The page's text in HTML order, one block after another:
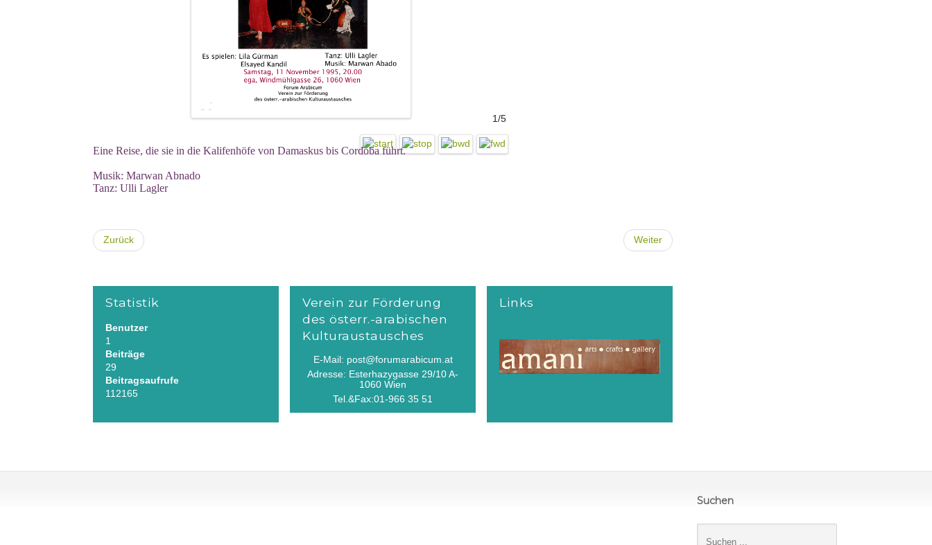
1/5
Eine Reise, die sie in die Kalifenhöfe von Damaskus bis Cordoba führt.
Musik: Marwan Abnado
Tanz: Ulli Lagler
Zurück Weiter
Statistik
Benutzer
1
Beiträge
29
Beitragsaufrufe
112165
Links
Verein zur Förderung
des österr.-arabischen
Kulturaustausches
E-Mail: post@forumarabicum.at
Adresse: Esterhazygasse 29/10 A-
1060 Wien
Tel.&Fax:01-966 35 51
Suchen